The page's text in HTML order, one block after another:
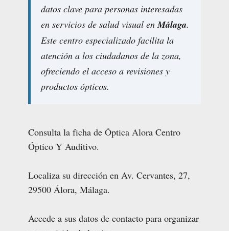
datos clave para personas interesadas
en servicios de salud visual enMálaga.
Este centro especializado facilita la
atención a los ciudadanos de la zona,
ofreciendo el acceso a revisiones y
productos ópticos.
Consulta la ficha de Óptica Alora Centro
Óptico Y Auditivo.
Localiza su dirección en Av. Cervantes, 27,
29500 Álora, Málaga.
Accede a sus datos de contacto para organizar